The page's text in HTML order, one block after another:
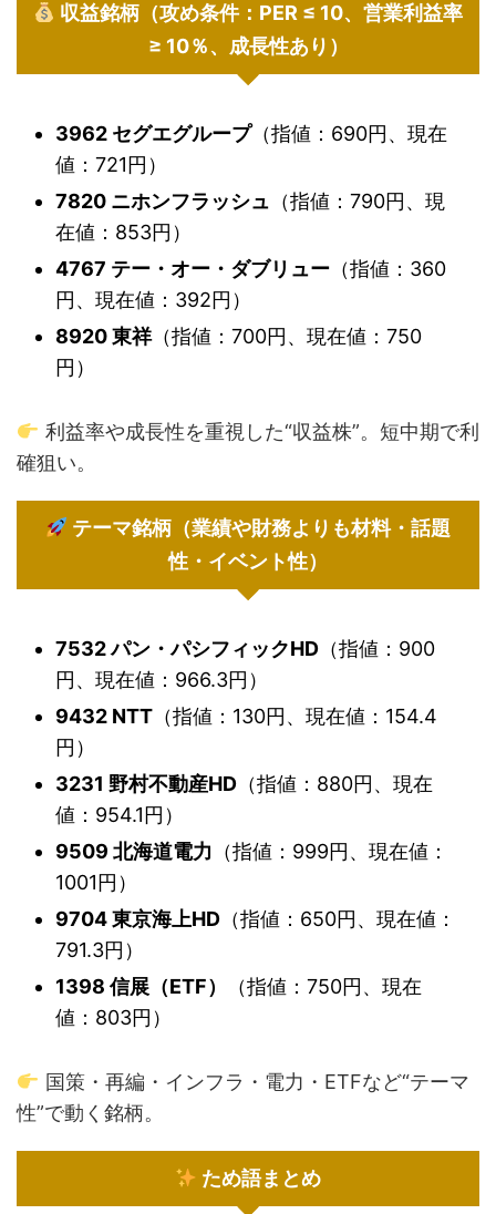
収益銘柄（攻め条件：PER ≤ 10、営業利益率
≥ 10％、成長性あり）
3962 セグエグループ（指値：690円、現在
値：721円）
7820 ニホンフラッシュ （指値：790円、現
在値：853円）
4767 テー・オー・ダブリュー （指値：360
円、現在値：392円）
8920 東祥（指値：700円、現在値：750
円）
利益率や成長性を重視した“収益株”。短中期で利
確狙い。
テーマ銘柄（業績や財務よりも材料・話題
性・イベント性）
7532 パン・パシフィックHD （指値：900
円、現在値：966.3円）
9432 NTT （指値：130円、現在値：154.4
円）
3231 野村不動産HD （指値：880円、現在
値：954.1円）
9509 北海道電力 （指値：999円、現在値：
1001円）
9704 東京海上HD （指値：650円、現在値：
791.3円）
1398 信展（ETF）
（指値：750円、現在
値：803円）
国策・再編・インフラ・電力・ETFなど“テーマ
性”で動く銘柄。
ため語まとめ